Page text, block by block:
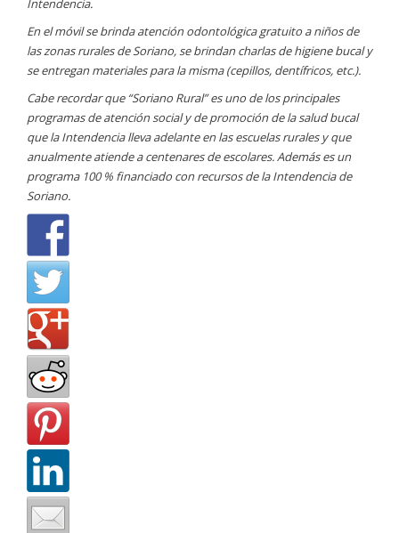
Intendencia.
En el móvil se brindaatención odontológica gratuito a niños de
las zonas rurales de Soriano, se brindan charlas de higiene bucal y
se entregan materiales para la misma (cepillos, dentífricos, etc.).
Cabe recordar que “Soriano Rural” es uno de los principales
programas de atención social y de promoción de la salud bucal
que la Intendencia lleva adelante en las escuelas rurales y que
anualmente atiende a centenares de escolares. Además es un
programa 100 % financiado con recursos de la Intendencia de
Soriano.